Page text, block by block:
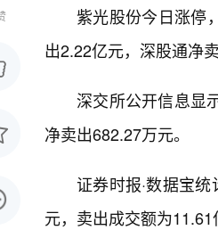
紫光股份今日涨停
出2.22亿元，深股通净
深交所公开信息显
净卖出682.27万元。
证券时报·数据宝
元，卖出成交额为